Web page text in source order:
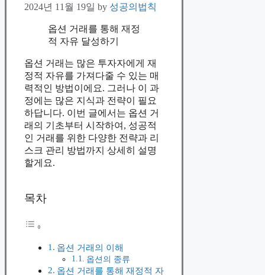
2024년 11월 19일 by 성공의법칙
옵션 거래를 통해 재정
적 자유 달성하기
옵션 거래는 많은 투자자에게 재
정적 자유를 가져다줄 수 있는 매
력적인 방법이에요. 그러나 이 과
정에는 많은 지식과 전략이 필요
하답니다. 이번 글에서는 옵션 거
래의 기초부터 시작하여, 성공적
인 거래를 위한 다양한 전략과 리
스크 관리 방법까지 상세히 설명
할게요.
목차
옵션 거래의 이해
옵션의 종류
옵션 거래를 통해 재정적 자